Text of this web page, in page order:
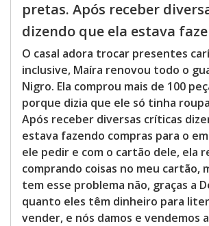
pretas. Após receber
dizendo que ela estava
O casal adora trocar presentes
inclusive, Maíra renovou todo o
Nigro. Ela comprou mais de 100
porque dizia que ele só tinha
Após receber diversas críticas
estava fazendo compras para o
ele pedir e com o cartão dele, ela
comprando coisas no meu cartão,
tem esse problema não, graças a
quanto eles têm dinheiro para
vender, e nós damos e vendemos